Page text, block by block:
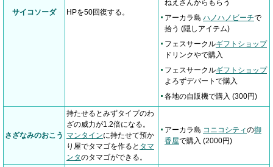
サイコソーダ HPを50回復する。
ねえさんからもらう
アーカラ島 ハノハノビーチで
拾う (隠しアイテム)
フェスサークルギフトショップ
ドリンクやで購入
フェスサークルギフトショップ
よろずデパートで購入
各地の自販機で購入 (300円)
さざなみのおこう
持たせるとみずタイプのわ
ざの威力が1.2倍になる。
マンタインに持たせて預か
り屋でタマゴを作ると タマ
ンタのタマゴができる。
アーカラ島 コニコシティの御
香屋で購入 (2000円)